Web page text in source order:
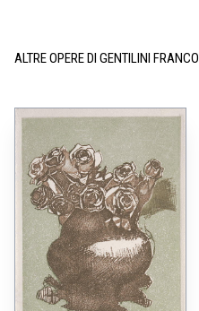
ALTRE OPERE DI GENTILINI FRANCO